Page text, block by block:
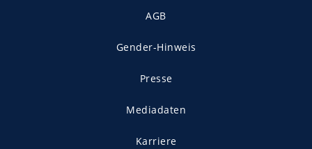
AGB
Gender-Hinweis
Presse
Mediadaten
Karriere